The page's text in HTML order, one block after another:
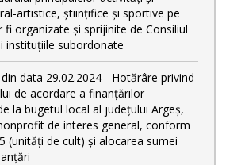
artistice, ştiinţifice şi sportive pe
fi organizate şi sprijinite de Consiliul
instituţiile subordonate
data 29.02.2024 - Hotărâre privind
de acordare a finanţărilor
la bugetul local al județului Argeș,
de interes general, conform
(unități de cult) și alocarea sumei